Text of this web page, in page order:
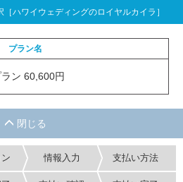
ハワイウェディングのロイヤルカイラ］
プラン名
ン 60,600円
情報入力 支払い方法